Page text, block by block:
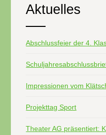
Aktuelles
Abschlussfeier der 4.
Impressionen vom
Projekttag Sport
Theater AG präsentiert: